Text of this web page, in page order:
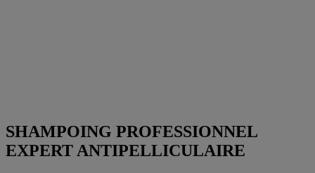
SHAMPOING PROFESSIONNEL
EXPERT ANTIPELLICULAIRE​